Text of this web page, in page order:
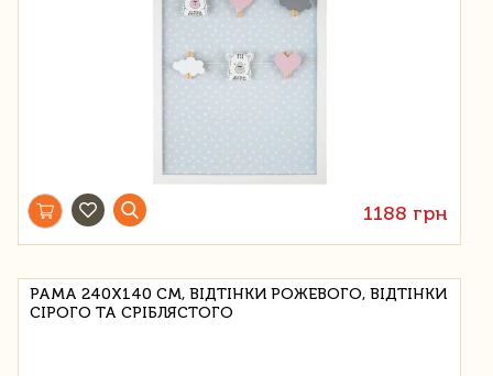
1188 грн
РАМА 240Х140 СМ, ВІДТІНКИ РОЖЕВОГО, ВІДТІНКИ
СІРОГО ТА СРІБЛЯСТОГО